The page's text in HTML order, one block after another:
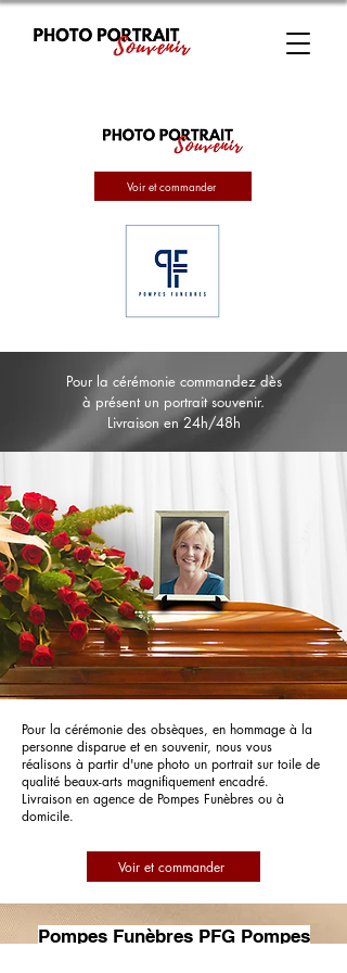
Voir et commander
Pour la cérémonie commandez dès
à présent un portrait souvenir.
Livraison en 24h/48h
Pour la cérémonie des obsèques, en hommage à la
personne disparue et en souvenir, nous vous
réalisons à partir d'une photo un portrait sur toile de
qualité beaux-arts magnifiquement encadré.
Livraison en agence de Pompes Funèbres ou à
domicile.
Voir et commander
Pompes Funèbres PFG Pompes